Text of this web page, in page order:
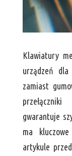
Klawiatury
urządzeń
zamiast
gwarantuje
ma
artykule